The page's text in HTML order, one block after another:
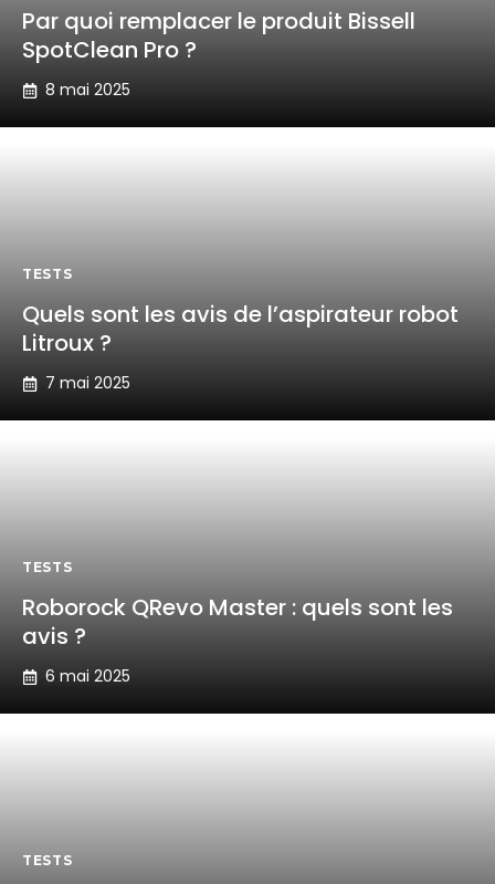
Par quoi remplacer le produit Bissell
SpotClean Pro ?
8 mai 2025
TESTS
Quels sont les avis de l’aspirateur robot
Litroux ?
7 mai 2025
TESTS
Roborock QRevo Master : quels sont les
avis ?
6 mai 2025
TESTS